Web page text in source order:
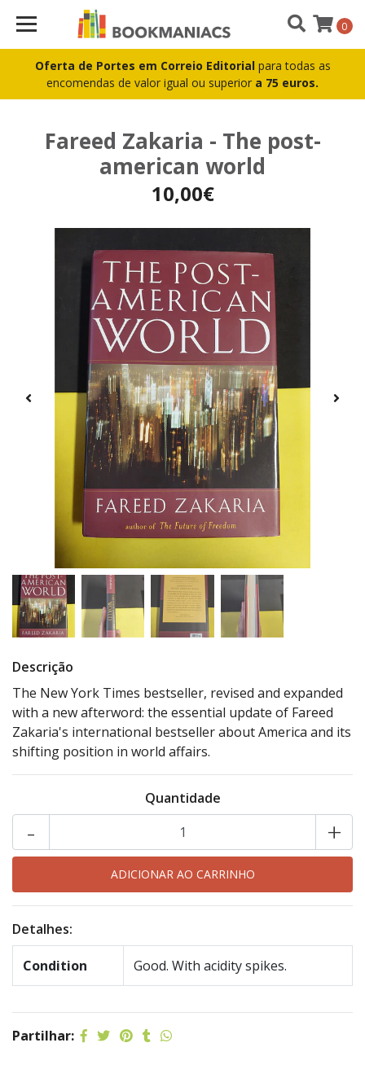
Oferta de Portes em Correio Editorial para todas as
encomendas de valor igual ou superior a 75 euros.
0
Fareed Zakaria - The post-
american world
10,00€
Descrição
The New York Times bestseller, revised and expanded
with a new afterword: the essential update of Fareed
Zakaria's international bestseller about America and its
shifting position in world affairs.
Quantidade
+
-
Detalhes:
Condition Good. With acidity spikes.
Partilhar: